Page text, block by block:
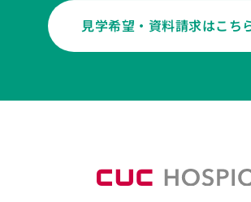
見学希望・資料請求はこち